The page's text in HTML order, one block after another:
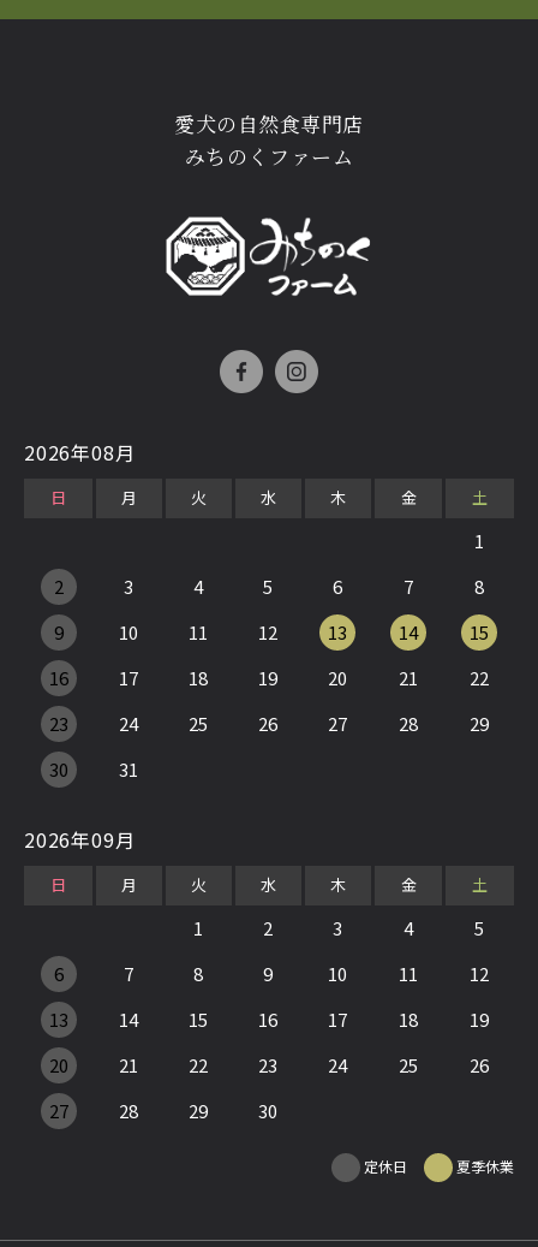
愛犬の自然食専門店
みちのくファーム
2026年08月
日 月 火 水 木 金 土
1
2
3 4 5 6 7
8
9
10 11 12 13 14
15
16
17 18 19 20 21
22
23
24 25 26 27 28
29
30
31
2026年09月
日 月 火 水 木 金 土
1 2 3 4
5
6
7 8 9 10 11
12
13
14 15 16 17 18
19
20
21 22 23 24 25
26
27
28 29 30
定休日 夏季休業